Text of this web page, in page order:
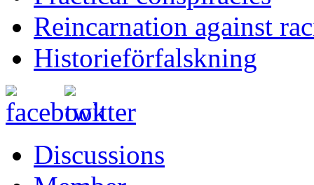
Reincarnation against
Historieförfalskning
Discussions